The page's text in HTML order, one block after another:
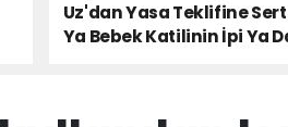
Uz'dan Yasa Teklifine Sert
Ya Bebek Katilinin İpi Ya